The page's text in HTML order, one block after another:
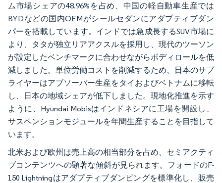
ム市場シェアの48.96%を占め、中国の軽自動車生産では
BYDなどの国内OEMがシールセダンにアダプティブダン
パーを搭載しています。インドでは急成長するSUV市場に
より、タタが独立リアアクスルを採用し、現代のツーソン
が設定したベンチマークに合わせながらボディロールを低
減しました。単位労働コストを削減するため、日本のサプ
ライヤーはアブソーバー生産をタイおよびベトナムに移転
し、日本の地域シェアが低下しました。現地化推進を示す
ように、Hyundai Mobisはインドネシアに工場を開設し、
サスペンションモジュールを年間生産することを目指して
います。
北米および欧州は売上高の相当部分を占め、セミアクティ
ブコンテンツへの顕著な傾斜が見られます。フォードのF-
150 Lightningはアダプティブダンピングを標準化し、販売